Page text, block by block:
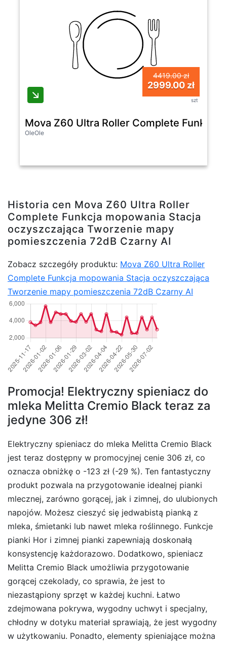
4419.00 zł
2999.00 zł
szt
Mova Z60 Ultra Roller Complete Funkcja
OleOle
Historia cen Mova Z60 Ultra Roller
Complete Funkcja mopowania Stacja
oczyszczająca Tworzenie mapy
pomieszczenia 72dB Czarny AI
Zobacz szczegóły produktu: Mova Z60 Ultra Roller
Complete Funkcja mopowania Stacja oczyszczająca
Tworzenie mapy pomieszczenia 72dB Czarny AI
Promocja! Elektryczny spieniacz do
mleka Melitta Cremio Black teraz za
jedyne 306 zł!
Elektryczny spieniacz do mleka Melitta Cremio Black
jest teraz dostępny w promocyjnej cenie 306 zł, co
oznacza obniżkę o -123 zł (-29 %). Ten fantastyczny
produkt pozwala na przygotowanie idealnej pianki
mlecznej, zarówno gorącej, jak i zimnej, do ulubionych
napojów. Możesz cieszyć się jedwabistą pianką z
mleka, śmietanki lub nawet mleka roślinnego. Funkcje
pianki Hor i zimnej pianki zapewniają doskonałą
konsystencję każdorazowo. Dodatkowo, spieniacz
Melitta Cremio Black umożliwia przygotowanie
gorącej czekolady, co sprawia, że jest to
niezastąpiony sprzęt w każdej kuchni. Łatwo
zdejmowana pokrywa, wygodny uchwyt i specjalny,
chłodny w dotyku materiał sprawiają, że jest wygodny
w użytkowaniu. Ponadto, elementy spieniające można